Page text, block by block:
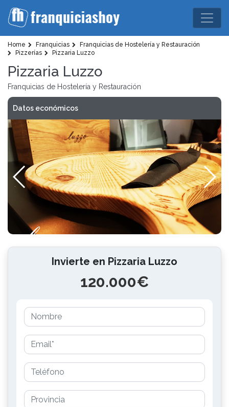
Home Franquicias
Franquicias de Hostelería y Restauración
Pizzerías
Pizzaria Luzzo
Pizzaria Luzzo
Franquicias de Hostelería y Restauración
Datos económicos
Invierte en Pizzaria Luzzo
120.000€